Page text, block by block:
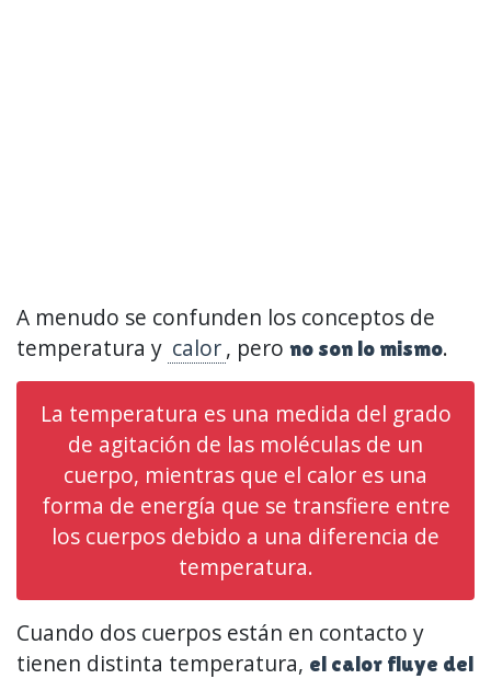
A menudo se confunden los conceptos de
temperatura y calor, pero no son lo mismo.
La temperatura es una medida del grado
de agitación de las moléculas de un
cuerpo, mientras que el calor es una
forma de energía que se transfiere entre
los cuerpos debido a una diferencia de
temperatura.
Cuando dos cuerpos están en contacto y
tienen distinta temperatura, el calor fluye del